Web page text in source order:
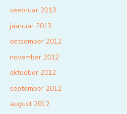
veebruar 2013
jaanuar 2013
detsember 2012
november 2012
oktoober 2012
september 2012
august 2012